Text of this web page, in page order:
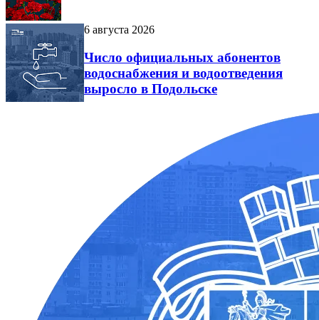
6 августа 2026
Число официальных абонентов
водоснабжения и водоотведения
выросло в Подольске